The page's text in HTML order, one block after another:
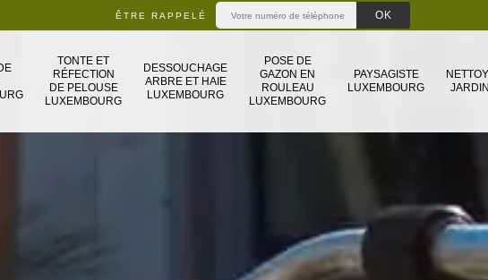
ÊTRE RAPPELÉ
TONTE ET
RÉFECTION
DE PELOUSE
LUXEMBOURG
DESSOUCHAGE
ARBRE ET HAIE
LUXEMBOURG
POSE DE
GAZON EN
ROULEAU
LUXEMBOURG
PAYSAGISTE
LUXEMBOURG